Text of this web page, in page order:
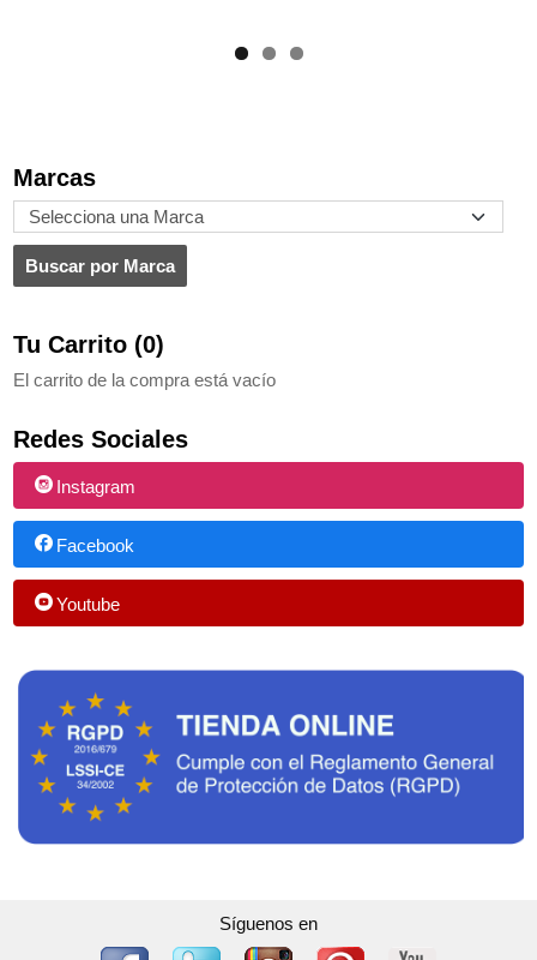
Marcas
Tu Carrito (0)
El carrito de la compra está vacío
Redes Sociales
Instagram
Facebook
Youtube
Síguenos en